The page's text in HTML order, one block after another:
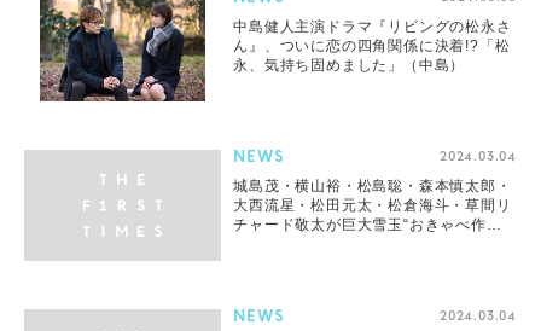
中島健人主演ドラマ『リビングの松永さ
ん』、ついに恋の四角関係に決着!?「松
永、気持ち固めました」（中島）
NEWS 2024.03.04
城島茂・横山裕・松島聡・森本慎太郎・
大西流星・松田元太・松倉海斗・草間リ
チャード敬太が巨大雪玉“おきゃべ作
NEWS 2024.03.04